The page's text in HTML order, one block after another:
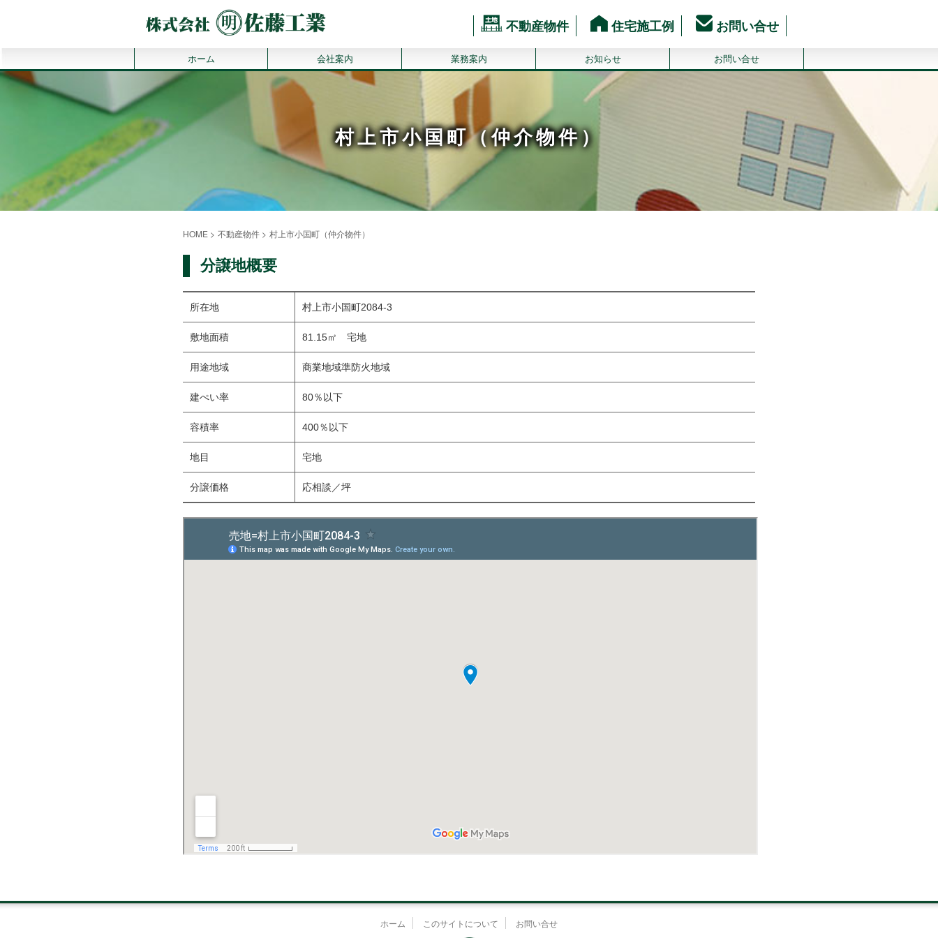
不動産物件 住宅施工例 お問い合せ
ホーム 会社案内 業務案内 お知らせ お問い合せ
村上市小国町（仲介物件）
HOME > 不動産物件 > 村上市小国町（仲介物件）
分譲地概要
所在地 村上市小国町2084-3
敷地面積 81.15㎡ 宅地
用途地域 商業地域準防火地域
建ぺい率 80％以下
容積率 400％以下
地目 宅地
分譲価格 応相談／坪
ホーム このサイトについて お問い合せ